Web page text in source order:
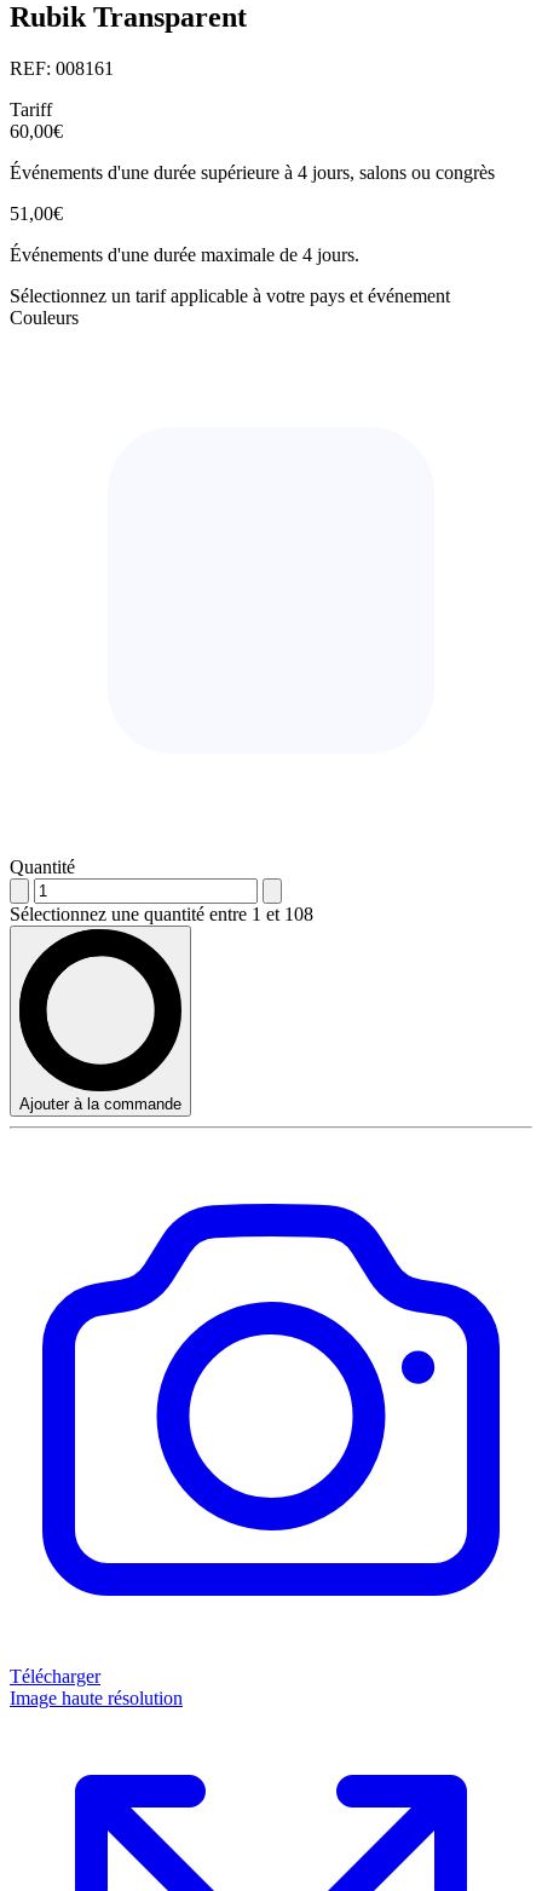
Rubik Transparent
REF: 008161
Tariff
60,00€
Événements d'une durée supérieure à 4 jours, salons ou congrès
51,00€
Événements d'une durée maximale de 4 jours.
Sélectionnez un tarif applicable à votre pays et événement
Couleurs
Quantité
Sélectionnez une quantité entre 1 et 108
Ajouter à la commande
Télécharger
Image haute résolution